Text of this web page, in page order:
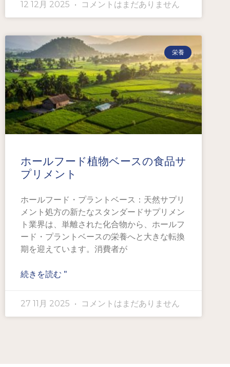
12 12月 2025 コメントはまだありません
栄養
ホールフード植物ベースの食品サ
プリメント
ホールフード・プラントベース：天然サプリ
メント処方の新たなスタンダードサプリメン
ト業界は、単離された化合物から、ホールフ
ード・プラントベースの栄養へと大きな転換
期を迎えています。消費者が
続きを読む "
27 11月 2025 コメントはまだありません